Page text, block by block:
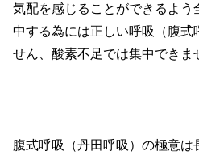
気配を感じることができるよう
中する為には正しい呼吸（腹式
せん、酸素不足では集中できま
腹式呼吸（丹田呼吸）の極意